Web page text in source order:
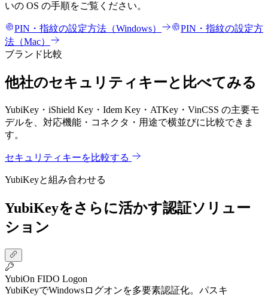
いの OS の手順をご覧ください。
PIN・指紋の設定方法（Windows）
PIN・指紋の設定方
法（Mac）
ブランド比較
他社のセキュリティキーと比べてみる
YubiKey・iShield Key・Idem Key・ATKey・VinCSS の主要モ
デルを、対応機能・コネクタ・用途で横並びに比較できま
す。
セキュリティキーを比較する
YubiKeyと組み合わせる
YubiKeyをさらに活かす認証ソリュー
ション
YubiOn FIDO Logon
YubiKeyでWindowsログオンを多要素認証化。パスキ